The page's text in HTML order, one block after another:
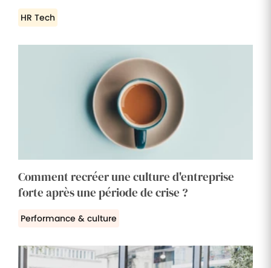
HR Tech
Comment recréer une culture d'entreprise
forte après une période de crise ?
Performance & culture